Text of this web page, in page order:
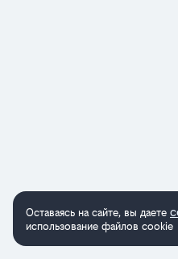
Оставаясь на сайте, вы даете
использование файлов cookie